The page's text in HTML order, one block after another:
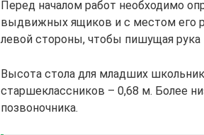
Перед началом работ необходимо
выдвижных ящиков и с местом его
левой стороны, чтобы пишущая рука
Высота стола для младших
старшеклассников – 0,68 м. Более
позвоночника.